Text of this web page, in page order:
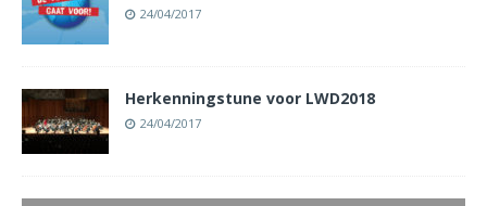
24/04/2017
Herkenningstune voor LWD2018
24/04/2017